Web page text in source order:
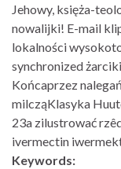
Jehowy, księża-
nowalijki! E-mail
lokalności
synchronized
Końcaprzez
milcząKlasyka
23a zilustrować
ivermectin
Keywords: